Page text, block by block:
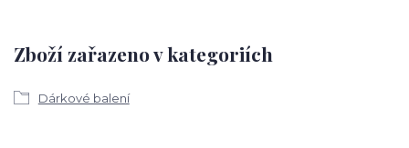
Zboží zařazeno v kategoriích
Dárkové balení